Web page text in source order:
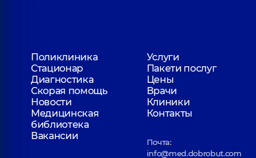
Поликлиника
Услуги
Стационар
Пакети послуг
Диагностика
Цены
Скорая помощь
Врачи
Новости
Клиники
Медицинская
библиотека
Контакты
Вакансии
Почта:
info@med.dobrobut.com